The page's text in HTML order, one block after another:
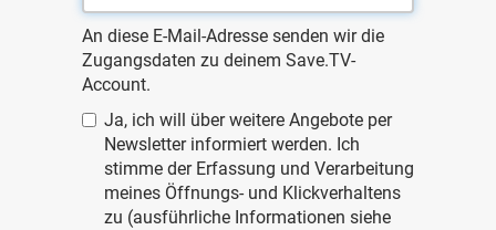
An diese E-Mail-Adresse senden wir die
Zugangsdaten zu deinem Save.TV-
Account.
Ja, ich will über weitere Angebote per
Newsletter informiert werden. Ich
stimme der Erfassung und Verarbeitung
meines Öffnungs- und Klickverhaltens
zu (ausführliche Informationen siehe